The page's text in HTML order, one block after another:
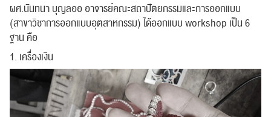
ผศ.นันทนา บุญลออ อาจารย์คณะสถาปัตยกรรมและการออกแบบ
(สาขาวิชาการออกแบบอุตสาหกรรม) ได้ออกแบบ workshop เป็น 6
ฐาน คือ
1. เครื่องเงิน